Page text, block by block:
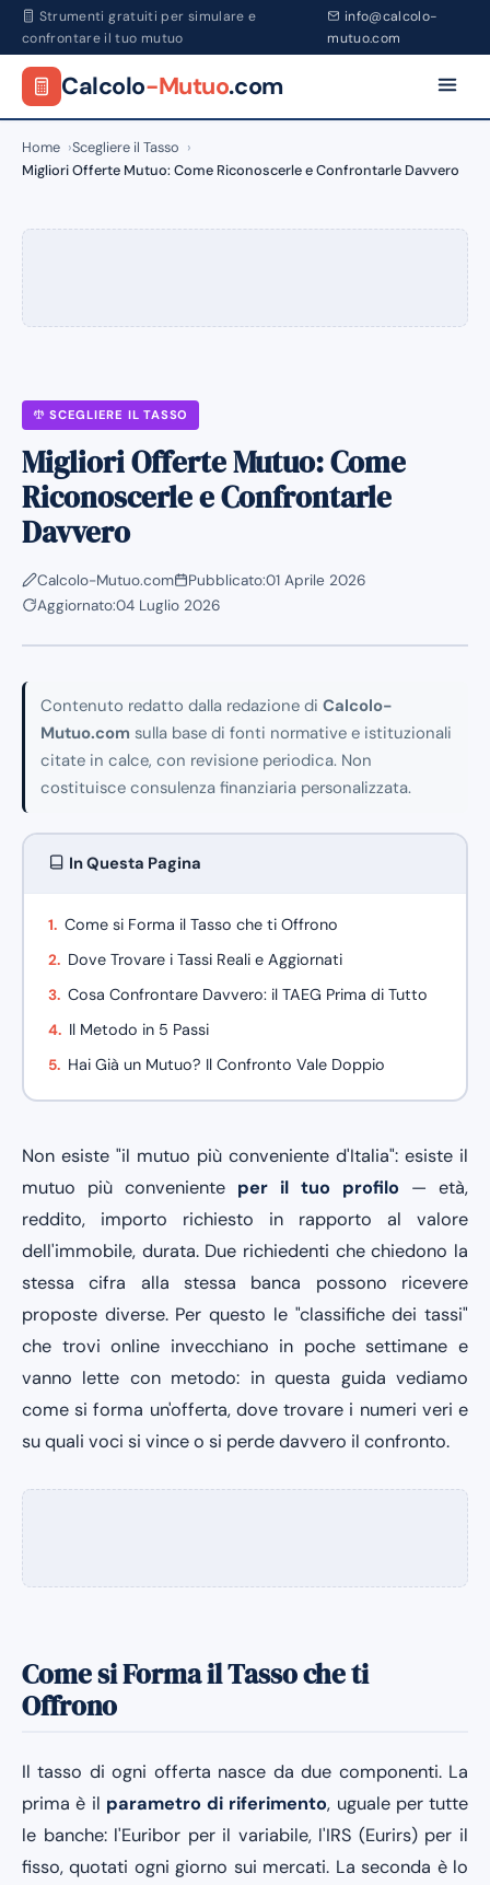
Strumenti gratuiti per simulare e
confrontare il tuo mutuo
info@calcolo-
mutuo.com
Calcolo-Mutuo.com
Home
Scegliere il Tasso
Migliori Offerte Mutuo: Come Riconoscerle e Confrontarle Davvero
SCEGLIERE IL TASSO
Migliori Offerte Mutuo: Come
Riconoscerle e Confrontarle
Davvero
Calcolo-Mutuo.com Pubblicato:01 Aprile 2026
Aggiornato:04 Luglio 2026
Contenuto redatto dalla redazione di Calcolo-
Mutuo.com sulla base di fonti normative e istituzionali
citate in calce, con revisione periodica. Non
costituisce consulenza finanziaria personalizzata.
In Questa Pagina
Come si Forma il Tasso che ti Offrono
Dove Trovare i Tassi Reali e Aggiornati
Cosa Confrontare Davvero: il TAEG Prima di Tutto
Il Metodo in 5 Passi
Hai Già un Mutuo? Il Confronto Vale Doppio
Non esiste "il mutuo più conveniente d'Italia": esiste il
mutuo più conveniente per il tuo profilo — età,
reddito, importo richiesto in rapporto al valore
dell'immobile, durata. Due richiedenti che chiedono la
stessa cifra alla stessa banca possono ricevere
proposte diverse. Per questo le "classifiche dei tassi"
che trovi online invecchiano in poche settimane e
vanno lette con metodo: in questa guida vediamo
come si forma un'offerta, dove trovare i numeri veri e
su quali voci si vince o si perde davvero il confronto.
Come si Forma il Tasso che ti
Offrono
Il tasso di ogni offerta nasce da due componenti. La
prima è il parametro di riferimento, uguale per tutte
le banche: l'Euribor per il variabile, l'IRS (Eurirs) per il
fisso, quotati ogni giorno sui mercati. La seconda è lo